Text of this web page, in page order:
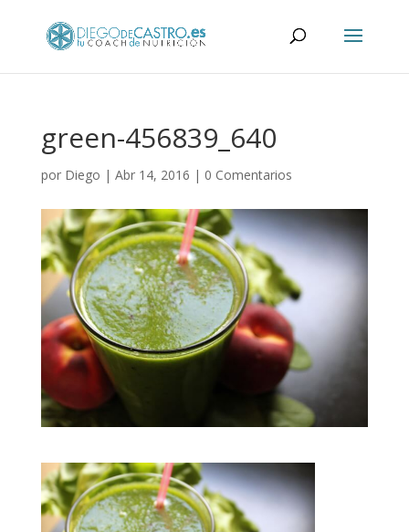
green-456839_640
por Diego | Abr 14, 2016 | 0 Comentarios